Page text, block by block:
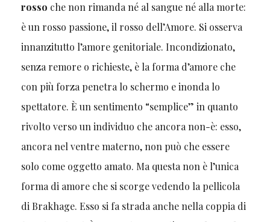
rosso che non rimanda né al sangue né alla morte:
è un rosso passione, il rosso dell’Amore. Si osserva
innanzitutto l’amore genitoriale. Incondizionato,
senza remore o richieste, è la forma d’amore che
con più forza penetra lo schermo e inonda lo
spettatore. È un sentimento “semplice” in quanto
rivolto verso un individuo che ancora non-è: esso,
ancora nel ventre materno, non può che essere
solo come oggetto amato. Ma questa non è l’unica
forma di amore che si scorge vedendo la pellicola
di Brakhage. Esso si fa strada anche nella coppia di